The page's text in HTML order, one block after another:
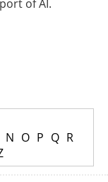
of AI.
N O P Q R